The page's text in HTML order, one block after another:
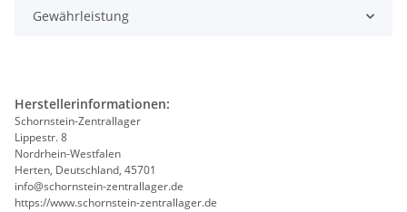
Gewährleistung
Herstellerinformationen:
Schornstein-Zentrallager
Lippestr. 8
Nordrhein-Westfalen
Herten, Deutschland, 45701
info@schornstein-zentrallager.de
https://www.schornstein-zentrallager.de